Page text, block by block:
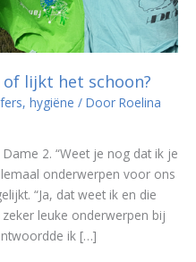
of lijkt het schoon?
, hygiëne / Door Roelina
2. “Weet je nog dat ik je
onderwerpen voor ons
“Ja, dat weet ik en die
leuke onderwerpen bij
ik […]